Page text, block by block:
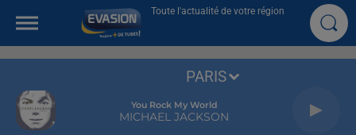
Toute l'actualité de votre région
You Rock My World
MICHAEL JACKSON
PARIS